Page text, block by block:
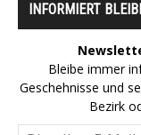
INFORMIERT
Bleibe immer
Geschehnisse und
Bezirk